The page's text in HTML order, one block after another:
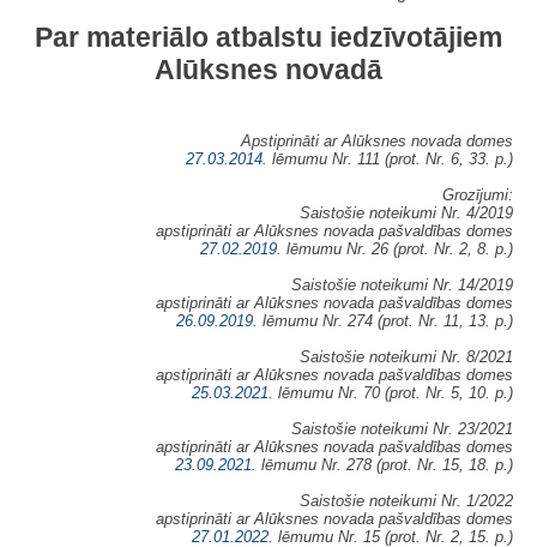
Par materiālo atbalstu iedzīvotājiem
Alūksnes novadā
Apstiprināti ar Alūksnes novada domes
27.03.2014. lēmumu Nr. 111 (prot. Nr. 6, 33. p.)
Grozījumi:
Saistošie noteikumi Nr. 4/2019
apstiprināti ar Alūksnes novada pašvaldības domes
27.02.2019. lēmumu Nr. 26 (prot. Nr. 2, 8. p.)
Saistošie noteikumi Nr. 14/2019
apstiprināti ar Alūksnes novada pašvaldības domes
26.09.2019. lēmumu Nr. 274 (prot. Nr. 11, 13. p.)
Saistošie noteikumi Nr. 8/2021
apstiprināti ar Alūksnes novada pašvaldības domes
25.03.2021. lēmumu Nr. 70 (prot. Nr. 5, 10. p.)
Saistošie noteikumi Nr. 23/2021
apstiprināti ar Alūksnes novada pašvaldības domes
23.09.2021. lēmumu Nr. 278 (prot. Nr. 15, 18. p.)
Saistošie noteikumi Nr. 1/2022
apstiprināti ar Alūksnes novada pašvaldības domes
27.01.2022. lēmumu Nr. 15 (prot. Nr. 2, 15. p.)